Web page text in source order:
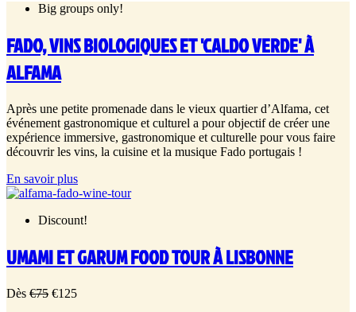
Big groups only!
FADO, VINS BIOLOGIQUES ET 'CALDO VERDE' À
ALFAMA
Après une petite promenade dans le vieux quartier d’Alfama, cet
événement gastronomique et culturel a pour objectif de créer une
expérience immersive, gastronomique et culturelle pour vous faire
découvrir les vins, la cuisine et la musique Fado portugais !
En savoir plus
Discount!
UMAMI ET GARUM FOOD TOUR À LISBONNE
Dès €75 €125